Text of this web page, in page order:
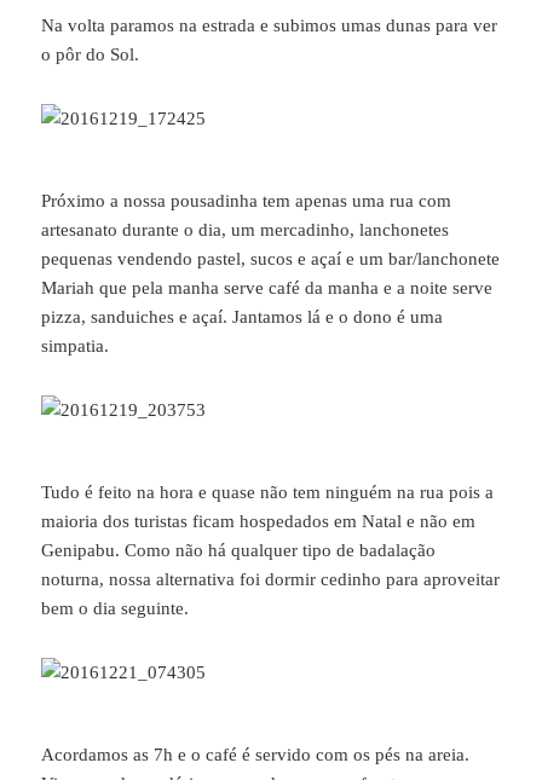
Na volta paramos na estrada e subimos umas dunas para ver
o pôr do Sol.
Próximo a nossa pousadinha tem apenas uma rua com
artesanato durante o dia, um mercadinho, lanchonetes
pequenas vendendo pastel, sucos e açaí e um bar/lanchonete
Mariah que pela manha serve café da manha e a noite serve
pizza, sanduiches e açaí. Jantamos lá e o dono é uma
simpatia.
Tudo é feito na hora e quase não tem ninguém na rua pois a
maioria dos turistas ficam hospedados em Natal e não em
Genipabu. Como não há qualquer tipo de badalação
noturna, nossa alternativa foi dormir cedinho para aproveitar
bem o dia seguinte.
Acordamos as 7h e o café é servido com os pés na areia.